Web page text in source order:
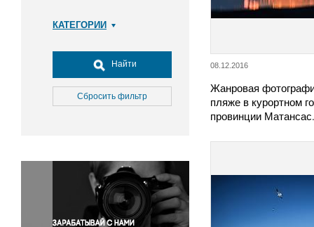
КАТЕГОРИИ
Досуг, туризм и отдых
Культура
Медицина
Окружающая среда
Политика
Правосудие
Происшествия и конфликты
Найти
Сбросить фильтр
08.12.2016
Жанровая
пляже в курортном
провинции Матансас.